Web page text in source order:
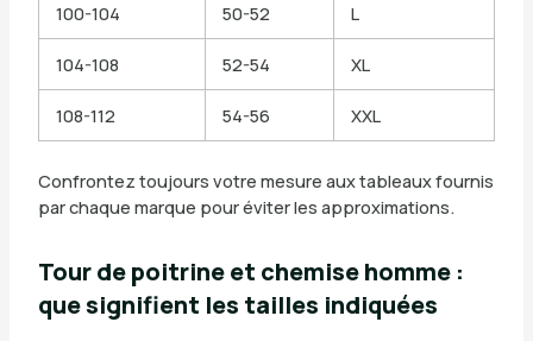
100-104 50-52 L
104-108 52-54 XL
108-112 54-56 XXL
Confrontez toujours votre mesure aux tableaux fournis
par chaque marque pour éviter les approximations.
Tour de poitrine et chemise homme :
que signifient les tailles indiquées